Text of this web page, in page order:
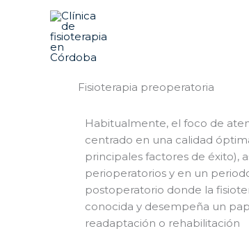
contenido
Fisioterapia preoperatoria
Habitualmente, el foco de
centrado en una calidad
principales factores de éxito),
perioperatorios y en un
postoperatorio donde la
conocida y desempeña un
readaptación o rehabilitación